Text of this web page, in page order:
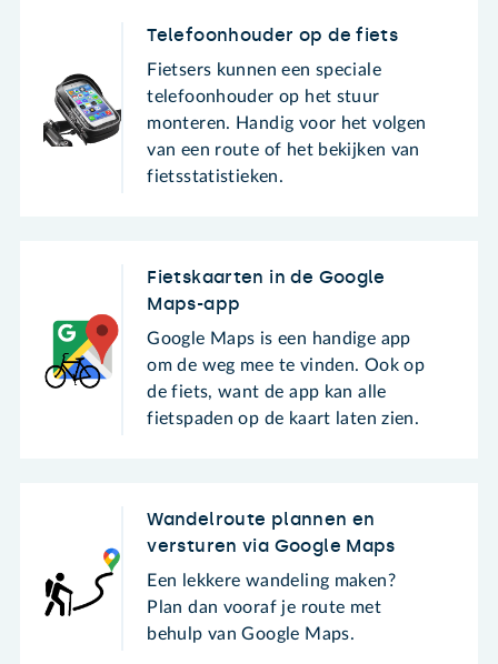
Telefoonhouder op de fiets
Fietsers kunnen een speciale
telefoonhouder op het stuur
monteren. Handig voor het volgen
van een route of het bekijken van
fietsstatistieken.
Fietskaarten in de Google
Maps-app
Google Maps is een handige app
om de weg mee te vinden. Ook op
de fiets, want de app kan alle
fietspaden op de kaart laten zien.
Wandelroute plannen en
versturen via Google Maps
Een lekkere wandeling maken?
Plan dan vooraf je route met
behulp van Google Maps.